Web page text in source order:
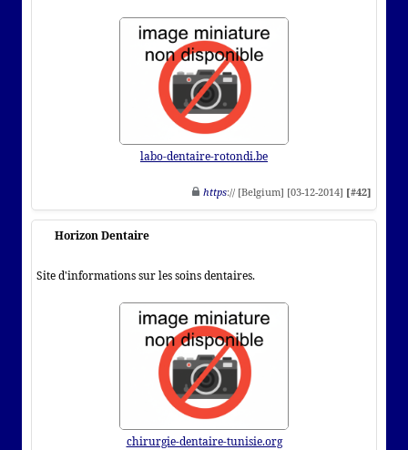
labo-dentaire-rotondi.be
https:// [Belgium] [03-12-2014] [#42]
Horizon Dentaire
Site d'informations sur les soins dentaires.
chirurgie-dentaire-tunisie.org